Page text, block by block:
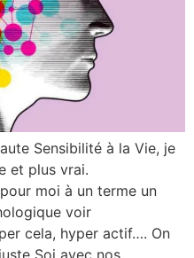
Sensibilité à la Vie, je
et plus vrai.
moi à un terme un
voir
cela, hyper actif…. On
Soi avec nos